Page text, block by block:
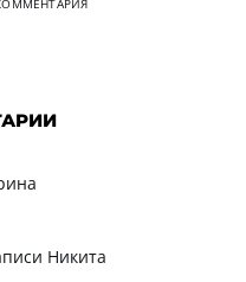
Никита